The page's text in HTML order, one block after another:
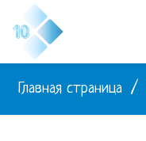
Главная страница /